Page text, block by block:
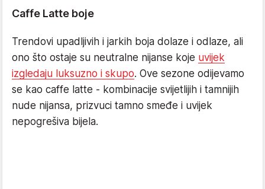
Caffe Latte boje
Trendovi upadljivih i jarkih boja dolaze i odlaze, ali
ono što ostaje su neutralne nijanse koje uvijek
izgledaju luksuzno i skupo. Ove sezone odijevamo
se kao caffe latte - kombinacije svijetlijih i tamnijih
nude nijansa, prizvuci tamno smeđe i uvijek
nepogrešiva bijela.